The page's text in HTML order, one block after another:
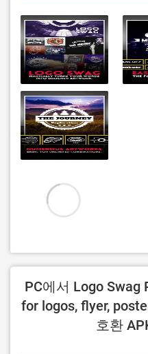
PC에서 Logo
for logos, flyer,
호환